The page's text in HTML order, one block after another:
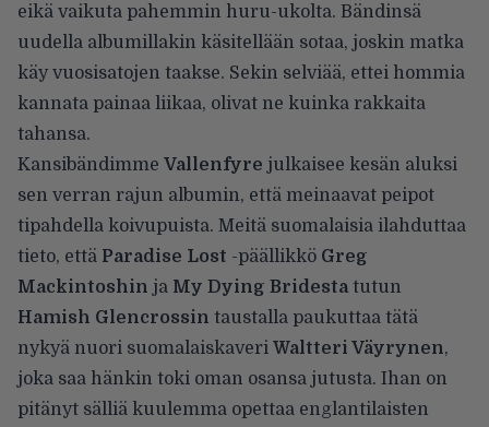
eikä vaikuta pahemmin huru-ukolta. Bändinsä
uudella albumillakin käsitellään sotaa, joskin matka
käy vuosisatojen taakse. Sekin selviää, ettei hommia
kannata painaa liikaa, olivat ne kuinka rakkaita
tahansa.
Kansibändimme Vallenfyre julkaisee kesän aluksi
sen verran rajun albumin, että meinaavat peipot
tipahdella koivupuista. Meitä suomalaisia ilahduttaa
tieto, että Paradise Lost -päällikkö Greg
Mackintoshin ja My Dying Bridestatutun
Hamish Glencrossin taustalla paukuttaa tätä
nykyä nuori suomalaiskaveri Waltteri Väyrynen,
joka saa hänkin toki oman osansa jutusta. Ihan on
pitänyt sälliä kuulemma opettaa englantilaisten